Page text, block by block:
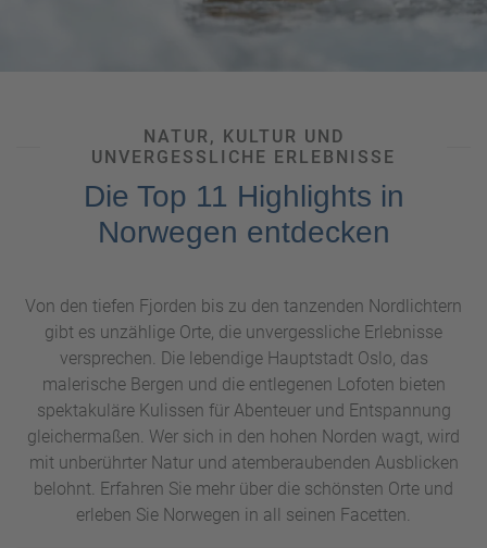
NATUR, KULTUR UND
UNVERGESSLICHE ERLEBNISSE
Die Top 11 Highlights in
Norwegen entdecken
Von den tiefen Fjorden bis zu den tanzenden Nordlichtern
gibt es unzählige Orte, die unvergessliche Erlebnisse
versprechen. Die lebendige Hauptstadt Oslo, das
malerische Bergen und die entlegenen Lofoten bieten
spektakuläre Kulissen für Abenteuer und Entspannung
gleichermaßen. Wer sich in den hohen Norden wagt, wird
mit unberührter Natur und atemberaubenden Ausblicken
belohnt. Erfahren Sie mehr über die schönsten Orte und
erleben Sie Norwegen in all seinen Facetten.